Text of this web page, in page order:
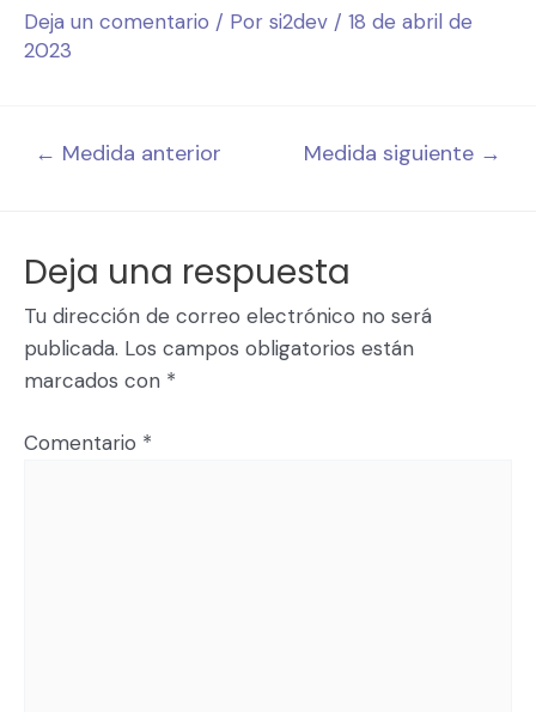
Deja un comentario / Por si2dev / 18 de abril de
2023
← Medida anterior Medida siguiente →
Deja una respuesta
Tu dirección de correo electrónico no será
publicada. Los campos obligatorios están
marcados con *
Comentario *